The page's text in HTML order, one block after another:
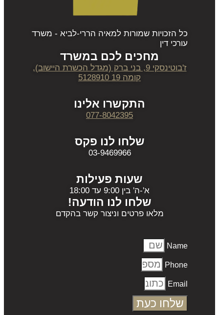
כל הזכויות שמורות למאיה הררי-לביא - משרד
עורכי דין
מחכים לכם במשרד
ז'בוטינסקי 9, בני ברק (מגדל הכשרת היישוב),
קומה 19 5128910
התקשרו אלינו
077-8042395
שלחו לנו פקס
03-9469966
שעות פעילות
א'-ה' בין 9:00 עד 18:00
שלחו לנו הודעה!
מלאו פרטים וניצור קשר בהקדם
Name
Phone
Email
שלחו כעת